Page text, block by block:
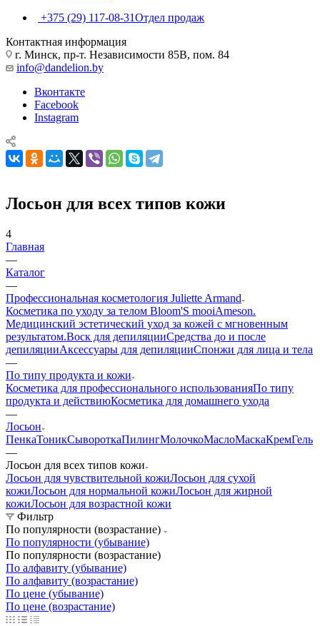
+375 (29) 117-08-31Отдел продаж
Контактная информация
г. Минск, пр-т. Независимости 85В, пом. 84
info@dandelion.by
Вконтакте
Facebook
Instagram
Лосьон для всех типов кожи
4
Главная
—
Каталог
—
Профессиональная косметология Juliette Armand
Косметика по уходу за телом Bloom'S mooiAmeson.
Медицинский эстетический уход за кожей с мгновенным
результатом.Воск для депиляцииСредства до и после
депиляцииАксессуары для депиляцииСпонжи для лица и тела
—
По типу продукта и кожи
Косметика для профессионального использованияПо типу
продукта и действиюКосметика для домашнего ухода
—
Лосьон
ПенкаТоникСывороткаПилингМолочкоМаслоМаскаКремГель
—
Лосьон для всех типов кожи
Лосьон для чувствительной кожиЛосьон для сухой
кожиЛосьон для нормальной кожиЛосьон для жирной
кожиЛосьон для возрастной кожи
Фильтр
По популярности (возрастание)
По популярности (убывание)
По популярности (возрастание)
По алфавиту (убывание)
По алфавиту (возрастание)
По цене (убывание)
По цене (возрастание)